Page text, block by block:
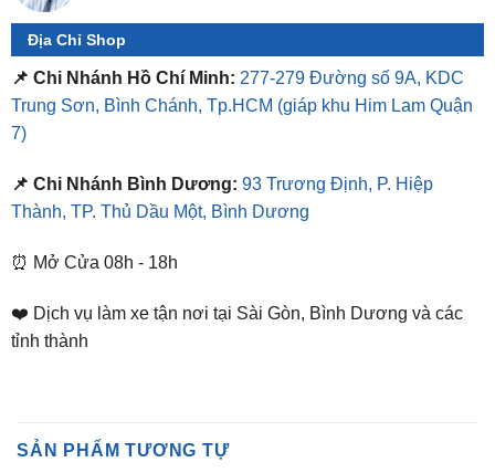
Địa Chỉ Shop
📌 Chi Nhánh Hồ Chí Minh: 277-279 Đường số 9A, KDC
Trung Sơn, Bình Chánh, Tp.HCM (giáp khu Him Lam Quận
7)
📌 Chi Nhánh Bình Dương: 93 Trương Định, P. Hiệp
Thành, TP. Thủ Dầu Một, Bình Dương
⏰ Mở Cửa 08h - 18h
❤️ Dịch vụ làm xe tận nơi tại Sài Gòn, Bình Dương và các
tỉnh thành
SẢN PHẨM TƯƠNG TỰ